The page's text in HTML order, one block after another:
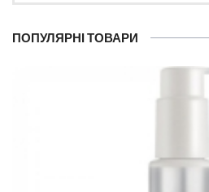
ПОПУЛЯРНІ ТОВАРИ